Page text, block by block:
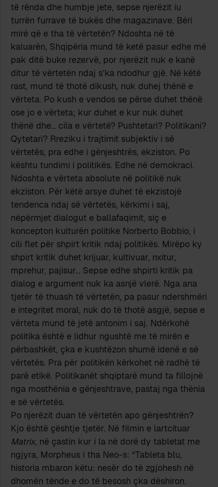
të rënda dhe humbje jete, sepse njerëzit iu
turrën furrave të bukës dhe magazinave. Bëri
mirë që e tha të vërtetën? Ndoshta në të
kaluarën, Shqipëria mund të ketë pasur edhe më
pak ditë buke rezervë, por njerëzit nuk e kanë
ditur të vërtetën ndaj s’ka ndodhur gjë. Në këtë
rast, mund të thotë dikush, nuk duhej thënë e
vërteta. Po kush e vendos se përse duhet thënë
ose jo e vërteta; kur duhet e kur nuk duhet
thënë dhe… cila e vërtetë? Pushtetari? Politikani?
Qytetari? Rreziku i trajtimit subjektiv i së
vërtetës, pra edhe i gënjeshtrës, ekziston. Po
kështu tundimi i politikës. Edhe në demokraci.
Ndoshta e vërteta absolute në politikë nuk
ekziston. Për këtë arsye duhet të ekzistojë
tendenca ndaj së vërtetës, kërkimi i saj,
nëpërmjet dialogut e ballafaqimit, siç e
koncepton kulturën politike Norberto Bobbio, i
cili flet për shpirt kritik ndaj politikës. Mirëpo ky
shpirt kritik duhet krijuar, kultivuar, nxitur,
mprehur, pajisur… Sepse edhe shpirti kritik pa
dialog e argument nuk ka asnjë vlerë. Nga ana
tjetër të thuash të vërtetën, pa pasur ndershmëri
e integritet moral, nuk do të thotë asgjë, sepse e
vërteta mund të jetë antonim i saj. Ndërkohë
politika është e lidhur ngushtë me të mirën e
përbashkët, çka e kushtëzon shumë idenë e së
vërtetës. Pra për politikën kërkohet në radhë të
parë etikë. Politikanët shqiptarë mund ta fillojnë
nga mosthënia e gënjeshtrave, pastaj nga thënia
e së vërtetës.
Po njerëzit duan të vërtetën apo gënjeshtrën?
Kjo është çështje tjetër. Në filmin e lartcituar
Matrix, në çastin kur i la në dorë dy tabletat me
ngjyra, Morpheus i tha Neo-s: “Tableta blu,
historia mbaron këtu: nesër do të zgjohesh në
dhomën tënde e do të besosh çka dëshiron.